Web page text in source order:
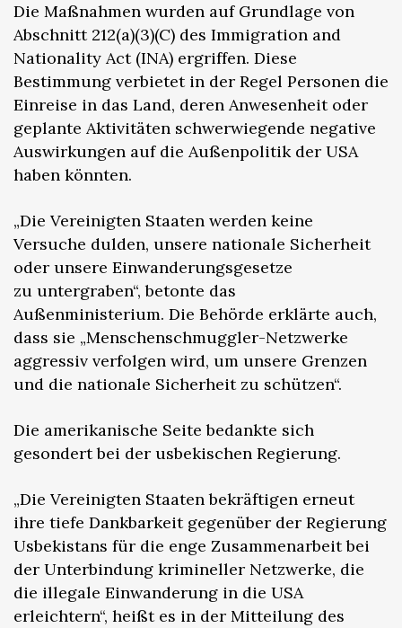
Die Maßnahmen wurden auf Grundlage von
Abschnitt 212(a)(3)(C) des Immigration and
Nationality Act (INA) ergriffen. Diese
Bestimmung verbietet in der Regel Personen die
Einreise in das Land, deren Anwesenheit oder
geplante Aktivitäten schwerwiegende negative
Auswirkungen auf die Außenpolitik der USA
haben könnten.
„Die Vereinigten Staaten werden keine
Versuche dulden, unsere nationale Sicherheit
oder unsere Einwanderungsgesetze
zu untergraben“, betonte das
Außenministerium. Die Behörde erklärte auch,
dass sie „Menschenschmuggler-Netzwerke
aggressiv verfolgen wird, um unsere Grenzen
und die nationale Sicherheit zu schützen“.
Die amerikanische Seite bedankte sich
gesondert bei der usbekischen Regierung.
„Die Vereinigten Staaten bekräftigen erneut
ihre tiefe Dankbarkeit gegenüber der Regierung
Usbekistans für die enge Zusammenarbeit bei
der Unterbindung krimineller Netzwerke, die
die illegale Einwanderung in die USA
erleichtern“, heißt es in der Mitteilung des